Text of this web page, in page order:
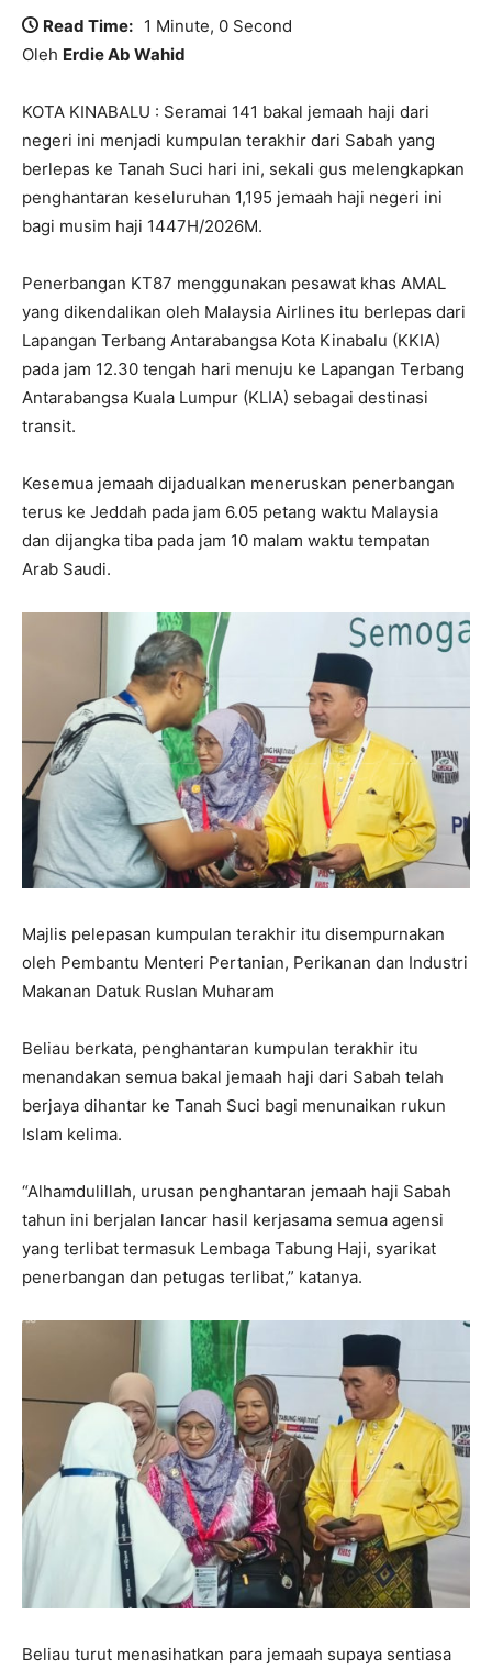
Read Time: 1 Minute, 0 Second
Oleh Erdie Ab Wahid
KOTA KINABALU : Seramai 141 bakal jemaah haji dari
negeri ini menjadi kumpulan terakhir dari Sabah yang
berlepas ke Tanah Suci hari ini, sekali gus melengkapkan
penghantaran keseluruhan 1,195 jemaah haji negeri ini
bagi musim haji 1447H/2026M.
Penerbangan KT87 menggunakan pesawat khas AMAL
yang dikendalikan oleh Malaysia Airlines itu berlepas dari
Lapangan Terbang Antarabangsa Kota Kinabalu (KKIA)
pada jam 12.30 tengah hari menuju ke Lapangan Terbang
Antarabangsa Kuala Lumpur (KLIA) sebagai destinasi
transit.
Kesemua jemaah dijadualkan meneruskan penerbangan
terus ke Jeddah pada jam 6.05 petang waktu Malaysia
dan dijangka tiba pada jam 10 malam waktu tempatan
Arab Saudi.
Majlis pelepasan kumpulan terakhir itu disempurnakan
oleh Pembantu Menteri Pertanian, Perikanan dan Industri
Makanan Datuk Ruslan Muharam
Beliau berkata, penghantaran kumpulan terakhir itu
menandakan semua bakal jemaah haji dari Sabah telah
berjaya dihantar ke Tanah Suci bagi menunaikan rukun
Islam kelima.
“Alhamdulillah, urusan penghantaran jemaah haji Sabah
tahun ini berjalan lancar hasil kerjasama semua agensi
yang terlibat termasuk Lembaga Tabung Haji, syarikat
penerbangan dan petugas terlibat,” katanya.
Beliau turut menasihatkan para jemaah supaya sentiasa